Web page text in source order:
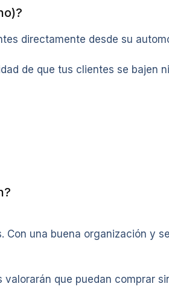
directamente desde su
de que tus clientes se bajen
una buena organización y
que puedan comprar